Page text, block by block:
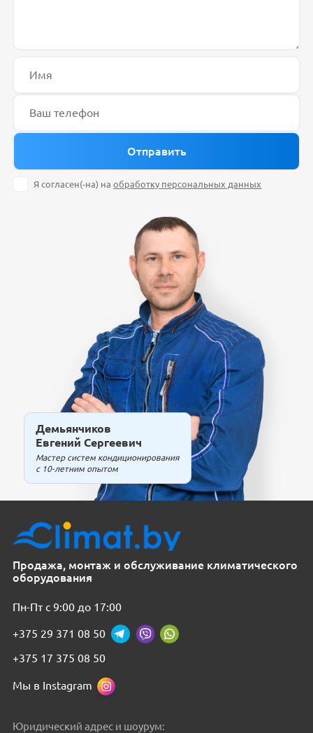
Я согласен(-на) наобработку персональных данных
Демьянчиков
Евгений Сергеевич
Мастер систем кондиционирования
с 10-летним опытом
Продажа, монтаж и обслуживание климатического
оборудования
Пн-Пт с 9:00 до 17:00
+375 29 371 08 50
+375 17 375 08 50
Мы в Instagram
Юридический адрес и шоурум: